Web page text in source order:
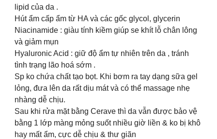
lipid của da .
Hút ẩm cấp ẩm từ HA và các gốc glycol, glycerin
Niacinamide : giàu tính kiềm giúp se khít lỗ chân lông
và giảm mụn
Hyaluronic Acid : giữ độ ẩm tự nhiên trên da , tránh
tình trạng lão hoá sớm .
Sp ko chứa chất tạo bọt. Khi bơm ra tay dạng sữa gel
lỏng, đưa lên da rất dịu mát và có thể massage nhẹ
nhàng dễ chịu.
Sau khi rửa mặt bằng Cerave thì da vẫn được bảo vệ
bằng 1 lớp màng mỏng suốt nhiều giờ liền & ko bị khô
hay mất ẩm, cực dễ chịu & thư giãn